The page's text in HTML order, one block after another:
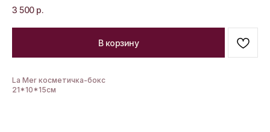
3 500 р.
В корзину
La Mer косметичка-бокс
21*10*15см